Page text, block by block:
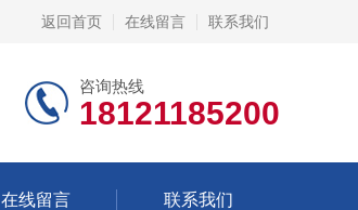
返回首页 在线留言 联系我们
咨询热线
18121185200
在线留言 联系我们